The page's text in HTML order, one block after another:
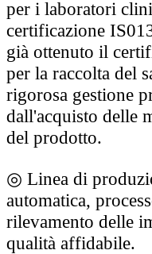
per i laboratori
certificazione
già ottenuto il
per la raccolta del
rigorosa gestione
dall'acquisto delle
del prodotto.
◎ Linea di
automatica,
rilevamento delle
qualità affidabile.